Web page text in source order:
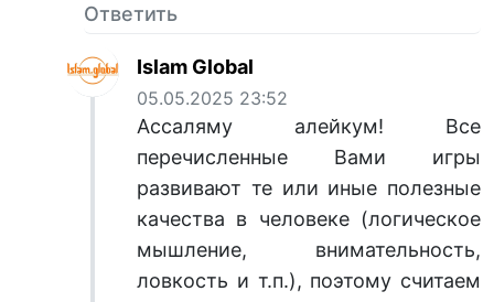
Ответить
Islam Global
05.05.2025 23:52
Ассаляму алейкум! Все
перечисленные Вами игры
развивают те или иные полезные
качества в человеке (логическое
мышление, внимательность,
ловкость и т.п.), поэтому считаем